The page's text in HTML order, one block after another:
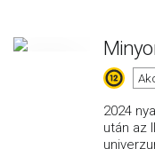
2024
után az